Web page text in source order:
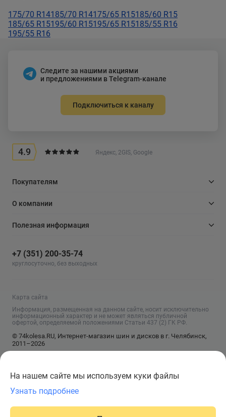
175/70 R14185/70 R14175/65 R15185/60 R15
185/65 R15195/60 R15195/65 R15185/55 R16
195/55 R16
Следите за нашими акциями
и предложениями в Telegram-канале
Подключиться к каналу
4.9 Яндекс, 2GIS, Google
Покупателям
О компании
Полезная информация
+7 (351) 200-35-74
круглосуточно, без выходных
Карта сайта
Информация, размещенная на данном сайте, носит исключительно
информационный характер и не может являться публичной
офертой, определяемой положениями Статьи 437 (2) ГК РФ.
© 74kolesa.RU, Интернет-магазин шин и дисков в г. Челябинск,
2011–2026
На нашем сайте мы используем куки файлы
Узнать подробнее